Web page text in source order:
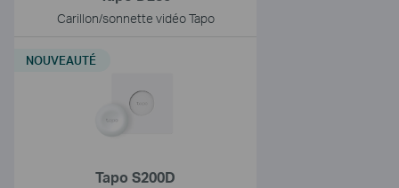
Carillon/sonnette vidéo Tapo
Tapo S200D
NOUVEAUTÉ